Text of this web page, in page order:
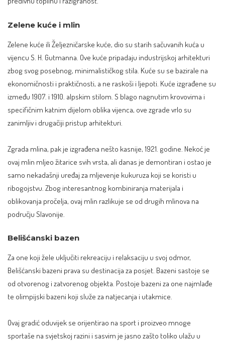
Zelene kuće i mlin
Zelene kuće ili Željezničarske kuće, dio su starih sačuvanih kuća u
vijencu S. H. Gutmanna. Ove kuće pripadaju industrijskoj arhitekturi
zbog svog posebnog, minimalističkog stila. Kuće su se bazirale na
ekonomičnosti i praktičnosti, a ne raskoši i ljepoti. Kuće izgrađene su
između 1907. i 1910. alpskim stilom. S blago nagnutim krovovima i
specifičnim katnim dijelom oblika vijenca, ove zgrade vrlo su
zanimljiv i drugačiji pristup arhitekturi.
Zgrada mlina, pak je izgrađena nešto kasnije, 1921. godine. Nekoć je
ovaj mlin mljeo žitarice svih vrsta, ali danas je demontiran i ostao je
samo nekadašnji uređaj za mljevenje kukuruza koji se koristi u
ribogojstvu. Zbog interesantnog kombiniranja materijala i
oblikovanja pročelja, ovaj mlin razlikuje se od drugih mlinova na
području Slavonije.
Belišćanski bazen
Za one koji žele uključiti rekreaciju i relaksaciju u svoj odmor,
Belišćanski bazeni prava su destinacija za posjet. Bazeni sastoje se
od otvorenog i zatvorenog objekta. Postoje bazeni za one najmlađe
te olimpijski bazeni koji služe za natjecanja i utakmice.
Ovaj gradić oduvijek se orijentirao na sport i proizveo mnoge
sportaše na svjetskoj razini i sasvim je jasno zašto toliko ulažu u